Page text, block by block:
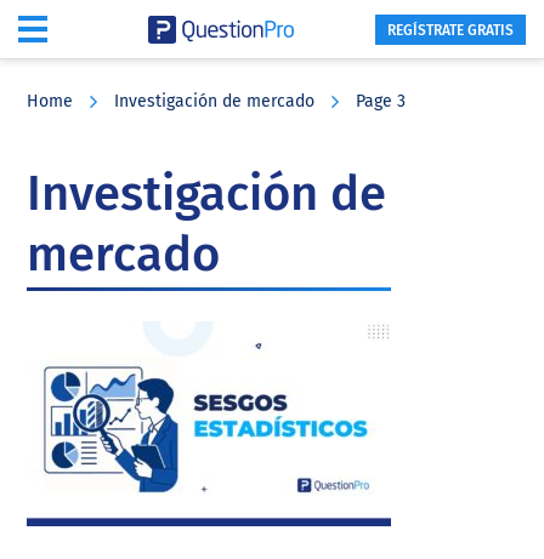
REGÍSTRATE GRATIS
Home Investigación de mercado Page 3
Investigación de
mercado